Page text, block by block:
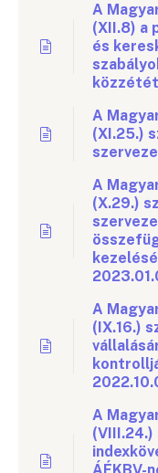
A
(XII.8) a
és
A
(XI.25.)
A
(X.29.)
A
(IX.16.)
A
(VIII.24.)